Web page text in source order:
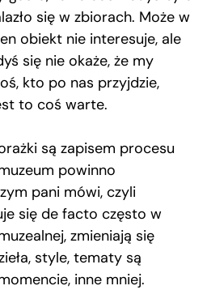
się w zbiorach. Może w
obiekt nie interesuje, ale
się nie okaże, że my
kto po nas przyjdzie,
to coś warte.
są zapisem procesu
powinno
pani mówi, czyli
się de facto często w
zmieniają się
style, tematy są
inne mniej.